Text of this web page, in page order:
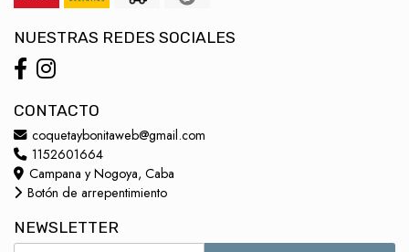
NUESTRAS REDES SOCIALES
CONTACTO
coquetaybonitaweb@gmail.com
1152601664
Campana y Nogoya, Caba
Botón de arrepentimiento
NEWSLETTER